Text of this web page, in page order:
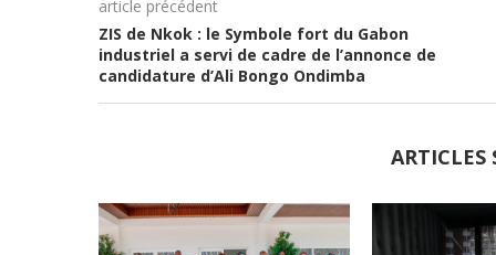
article précédent
ZIS de Nkok : le Symbole fort du Gabon
industriel a servi de cadre de l’annonce de
candidature d’Ali Bongo Ondimba
ARTICLES